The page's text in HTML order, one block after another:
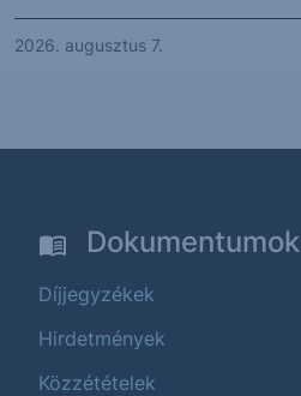
2026. augusztus 7.
Dokumentumok
Díjjegyzékek
Hirdetmények
Közzétételek